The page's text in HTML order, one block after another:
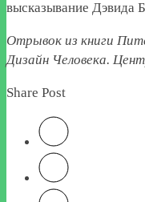
высказывание Дэвида
Отрывок из книги
Дизайн Человека.
Share Post